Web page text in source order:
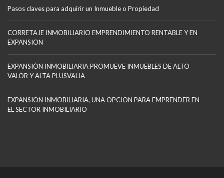
Pasos claves para adquirir un Inmueble o Propiedad
CORRETAJE INMOBILIARIO EMPRENDIMIENTO RENTABLE Y EN
EXPANSION
EXPANSIÓN INMOBILIARIA PROMUEVE INMUEBLES DE ALTO
VALOR Y ALTA PLUSVALIA
EXPANSION INMOBILIARIA, UNA OPCION PARA EMPRENDER EN
EL SECTOR INMOBILIARIO